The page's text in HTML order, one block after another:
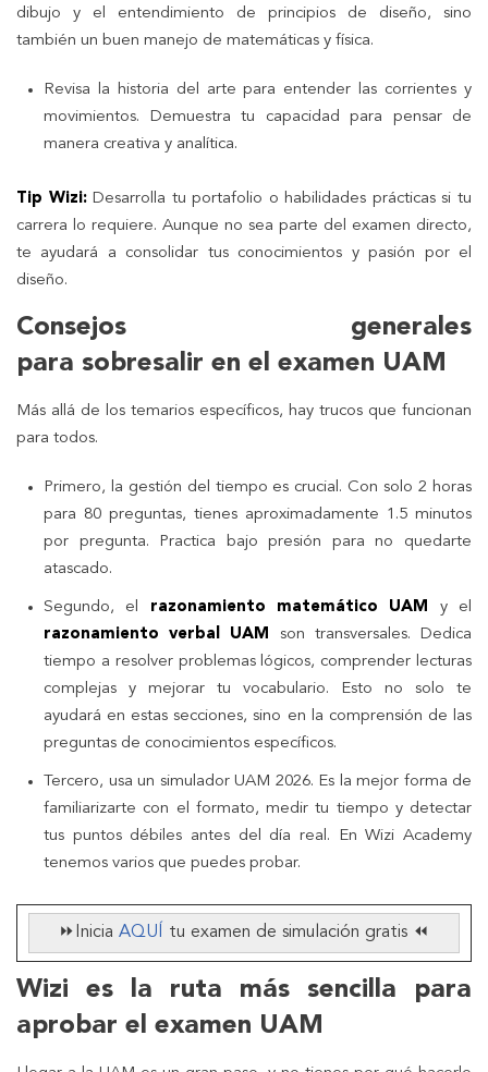
dibujo y el entendimiento de principios de diseño, sino
también un buen manejo de matemáticas y física.
Revisa la historia del arte para entender las corrientes y
movimientos. Demuestra tu capacidad para pensar de
manera creativa y analítica.
Tip Wizi:Desarrolla tu portafolio o habilidades prácticas si tu
carrera lo requiere. Aunque no sea parte del examen directo,
te ayudará a consolidar tus conocimientos y pasión por el
diseño.
Consejos generales
para sobresalir en el examen UAM
Más allá de los temarios específicos, hay trucos que funcionan
para todos.
Primero, la gestión del tiempo es crucial. Con solo 2 horas
para 80 preguntas, tienes aproximadamente 1.5 minutos
por pregunta. Practica bajo presión para no quedarte
atascado.
Segundo, el razonamiento matemático UAM
y el
razonamiento verbal UAM
son transversales. Dedica
tiempo a resolver problemas lógicos, comprender lecturas
complejas y mejorar tu vocabulario. Esto no solo te
ayudará en estas secciones, sino en la comprensión de las
preguntas de conocimientos específicos.
Tercero, usa un simulador UAM 2026. Es la mejor forma de
familiarizarte con el formato, medir tu tiempo y detectar
tus puntos débiles antes del día real. En Wizi Academy
tenemos varios que puedes probar.
⏩Inicia AQUÍ tu examen de simulación gratis ⏪
Wizi es la ruta más sencilla para
aprobar el examen UAM